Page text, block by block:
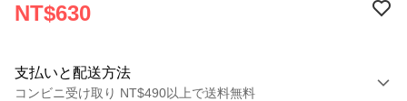
NT$630
支払いと配送方法
コンビニ受け取り NT$490以上で送料無料